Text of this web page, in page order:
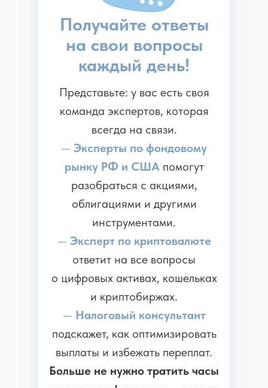
Представьте: у вас есть своя
команда экспертов, которая
всегда на связи.
— Эксперты по фондовому
рынку РФ и США помогут
разобраться с акциями,
облигациями и другими
инструментами.
— Эксперт по криптовалюте
ответит на все вопросы
о цифровых активах, кошельках
и криптобиржах.
— Налоговый консультант
подскажет, как оптимизировать
выплаты и избежать переплат.
Больше не нужно тратить часы
Получайте ответы
на свои вопросы
каждый день!